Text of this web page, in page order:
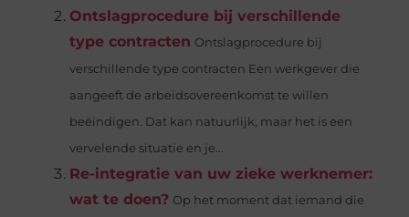
Ontslagprocedure bij verschillende
type contracten Ontslagprocedure bij
verschillende type contracten Een werkgever die
aangeeft de arbeidsovereenkomst te willen
beëindigen. Dat kan natuurlijk, maar het is een
vervelende situatie en je...
Re-integratie van uw zieke werknemer:
wat te doen? Op het moment dat iemand die